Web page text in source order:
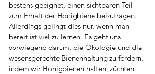
bestens geeignet, einen sichtbaren Teil
zum Erhalt der Honigbiene beizutragen.
Allerdings gelingt dies nur, wenn man
bereit ist viel zu lernen. Es geht uns
vorwiegend darum, die Ökologie und die
wesensgerechte Bienenhaltung zu fördern,
indem wir Honigbienen halten, züchten